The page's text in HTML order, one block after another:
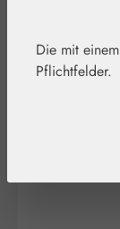
Bildergalerie
Die mit
Pflichtfelder.